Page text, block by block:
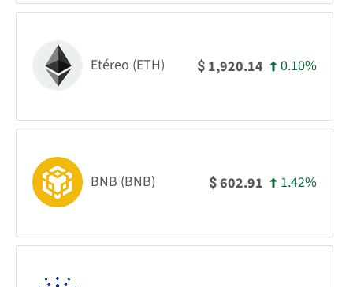
Etéreo (ETH) $ 1,920.14 0.10%
BNB (BNB) $602.91 1.42%